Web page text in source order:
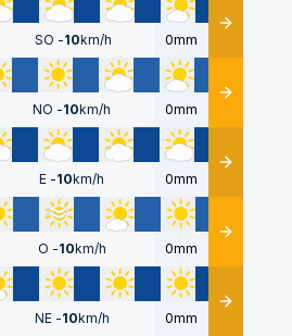
SO -10km/h 0mm Détails
NO -10km/h 0mm Détails
E -10km/h 0mm Détails
O -10km/h 0mm Détails
NE -10km/h 0mm Détails